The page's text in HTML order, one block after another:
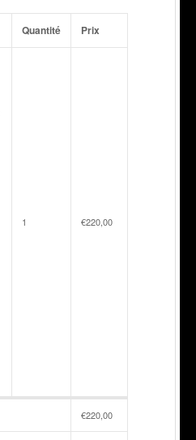
Quantité Prix
1 €220,00
€220,00